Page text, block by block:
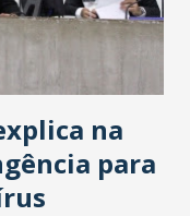
na
para